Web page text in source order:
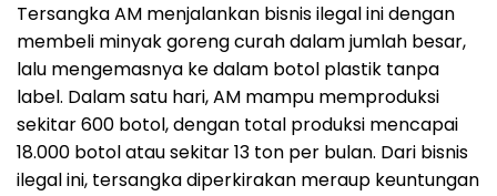
Tersangka AM menjalankan bisnis ilegal ini dengan
membeli minyak goreng curah dalam jumlah besar,
lalu mengemasnya ke dalam botol plastik tanpa
label. Dalam satu hari, AM mampu memproduksi
sekitar 600 botol, dengan total produksi mencapai
18.000 botol atau sekitar 13 ton per bulan. Dari bisnis
ilegal ini, tersangka diperkirakan meraup keuntungan